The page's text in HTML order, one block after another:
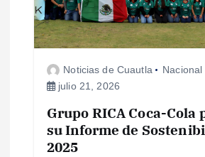
Noticias de Cuautla
Nacional
julio 21, 2026
Grupo RICA Coca-Cola
su Informe de
2025